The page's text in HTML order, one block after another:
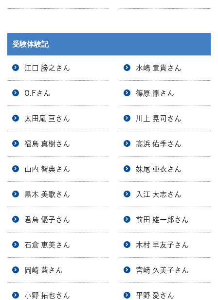
受験体験記
江口 勝之さん
O.Fさん
太田尾 亘さん
福島 真樹さん
山内 智典さん
黒木 美歌さん
君島 優子さん
石倉 恵美さん
岡崎 藍さん
小野 拓也さん
水嶋 章貴さん
篠原 剛さん
川上 晃司さん
高浜 佑季さん
妹尾 亜衣さん
入江 大志さん
前田 雄一郎さん
木村 早友子さん
宮﨑 久美子さん
平野 愛さん